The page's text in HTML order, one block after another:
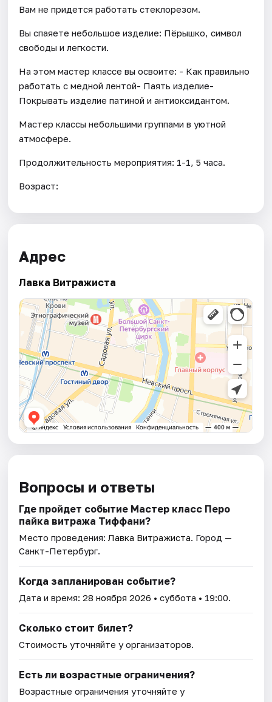
Вам не придется работать стеклорезом.
Вы спаяете небольшое изделие: Пёрышко, символ
свободы и легкости.
На этом мастер классе вы освоите: - Как правильно
работать с медной лентой- Паять изделие-
Покрывать изделие патиной и антиоксидантом.
Мастер классы небольшими группами в уютной
атмосфере.
Продолжительность мероприятия: 1-1, 5 часа.
Возраст:
Адрес
Лавка Витражиста
Вопросы и ответы
Где пройдет событие Мастер класс Перо
пайка витража Тиффани?
Место проведения:Лавка Витражиста. Город —
Санкт-Петербург.
Когда запланирован событие?
Дата и время:28 ноября 2026 • суббота • 19:00.
Сколько стоит билет?
Стоимость уточняйте у организаторов.
Есть ли возрастные ограничения?
Возрастные ограничения уточняйте у